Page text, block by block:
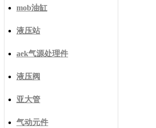
mob油缸
液压站
aek气源处理件
液压阀
亚大管
气动元件